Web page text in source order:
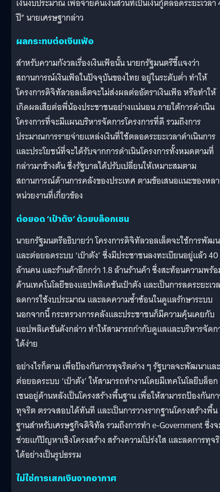
เงินงบประมาณ เพื่อจ่ายคืนเงินส่วนที่เป็นเงินกู้ตลอดระยะเวลา
ปี” นายเศรษฐากล่าว
ผลกระทบต่อเงินเฟ้อ
สำหรับความกังวลเรื่องเงินเฟ้อนั้น นายกรัฐมนตรีชี้แจงว่า
สถานการณ์เงินเฟ้อในปัจจุบันของไทย อยู่ในระดับต่ำ ทำให้
โครงการดิจิทัลวอลเล็ตจะไม่ส่งผลต่ออัตราเงินเฟ้อ หรือทำให้
เกิดผลเสียต่อพี่น้องประชาชนอย่างแน่นอน ภายใต้การดำเนิน
โครงการที่จะมีแผนบริหารจัดการโครงการที่ดี รวมถึงการ
ประมาณการรายจ่ายแหล่งเงินที่ใช้ตลอดระยะเวลาดำเนินการ
และประโยชน์ที่จะได้รับจากการดำเนินโครงการทั้งหมดตามที่
กล่าวมาข้างต้น ซึ่งรัฐบาลได้ปรับเปลี่ยนให้เหมาะสมตาม
สถานการณ์ด้านการคลังของประเทศ ตามข้อเสนอแนะของหล
หน่วยงานที่เกี่ยวข้อง
ต่อยอด ‘เป๋าตัง’ ด้วยบล็อกเชน
นายกรัฐมนตรีอธิบายว่า โครงการดิจิทัลวอลเล็ตจะใช้การพัฒ
และต่อยอดระบบ ‘เป๋าตัง’ ซึ่งมีประชาชนลงทะเบียนอยู่แล้ว 40
ล้านคน และร้านค้าอีกกว่า 1.8 ล้านร้านค้า ซึ่งสะท้อนความพร้
ด้านเทคโนโลยีของแอปพลิเคชันเป๋าตัง และเป็นการลดระยะเว
ลดการใช้งบประมาณ และลดความซ้ำซ้อนในดูแลรักษาระบบ
นอกจากนี้ กระทรวงการคลังและประชาชนก็มีความคุ้นเคยกับ
แอปพลิเคชันดังกล่าว ทำให้สามารถกำกับดูแลและบริหารจัดก
ได้ง่าย
อย่างไรก็ตาม เพื่อป้องกันการทุจริตต่าง ๆ รัฐบาลจะพัฒนาและ
ต่อยอดระบบ ‘เป๋าตัง’ ให้สามารถทำงานโดยมีเทคโนโลยีบล็อก
เชนอยู่ด้านหลังเป็นโครงสร้างพื้นฐาน เพื่อให้สามารถป้องกันก
ทุจริต ตรวจสอบได้ทันที และเป็นการวางรากฐานโครงสร้างพื้น
ฐานสำหรับเศรษฐกิจดิจิทัล รวมถึงการทำ e-Government ซึ่ง
ช่วยแก้ปัญหาเชิงโครงสร้าง สร้างความโปร่งใส และลดการทุจ
ได้อย่างเป็นรูปธรรม
ไม่ใช่การเสกเงินจากอากาศ